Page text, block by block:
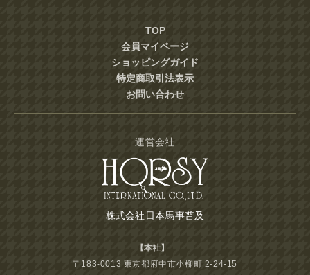
TOP
会員マイページ
ショッピングガイド
特定商取引法表示
お問い合わせ
運営会社
株式会社日本馬事普及
【本社】
〒183-0013 東京都府中市小柳町 2-24-15